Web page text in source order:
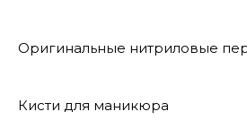
Оригинальные нитриловые
Кисти для маникюра